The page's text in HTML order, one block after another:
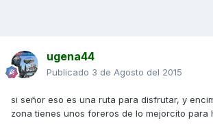
ugena44
Publicado 3 de Agosto del 2015
si señor eso es una ruta para disfrutar, y
zona tienes unos foreros de lo mejorcito para